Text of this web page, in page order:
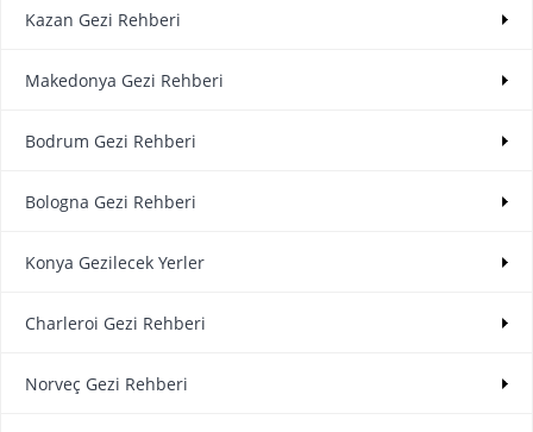
Kazan Gezi Rehberi
Makedonya Gezi Rehberi
Bodrum Gezi Rehberi
Bologna Gezi Rehberi
Konya Gezilecek Yerler
Charleroi Gezi Rehberi
Norveç Gezi Rehberi